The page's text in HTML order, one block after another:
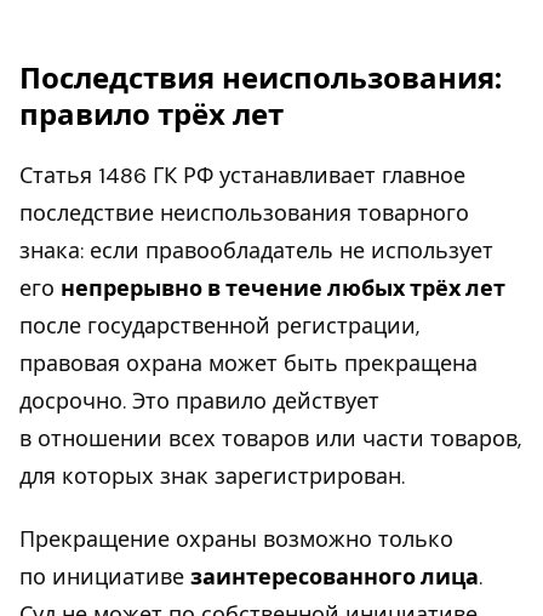
Последствия неиспользования:
правило трёх лет
Статья 1486 ГК РФ устанавливает главное
последствие неиспользования товарного
знака: если правообладатель не использует
его непрерывно в течение любых трёх лет
после государственной регистрации,
правовая охрана может быть прекращена
досрочно. Это правило действует
в отношении всех товаров или части товаров,
для которых знак зарегистрирован.
Прекращение охраны возможно только
по инициативе заинтересованного лица.